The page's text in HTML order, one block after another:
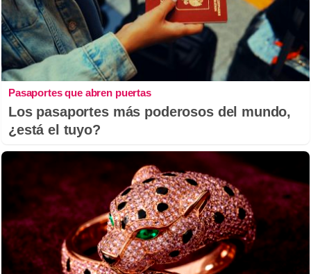
Pasaportes que abren puertas
Los pasaportes más poderosos del mundo,
¿está el tuyo?